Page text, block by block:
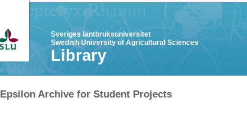
Sveriges lantbruksuniversitet
Swedish University of Agricultural Sciences
Library
Epsilon Archive for Student Projects